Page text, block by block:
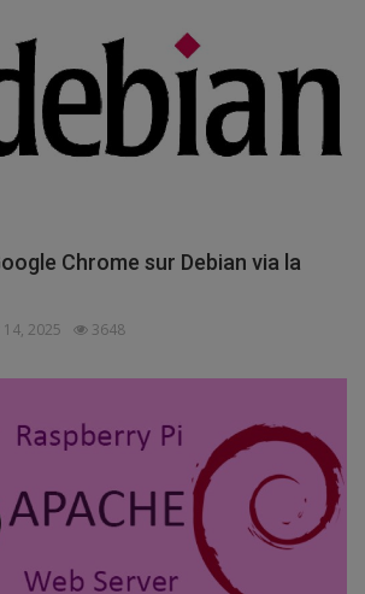
Chrome sur Debian via la
14, 2025 3648